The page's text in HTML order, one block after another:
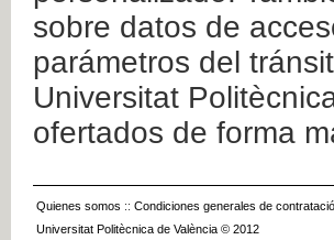
sobre datos de
parámetros del
Universitat
ofertados de forma
Quienes somos :: Condiciones generales de
Universitat Politècnica de València © 2012